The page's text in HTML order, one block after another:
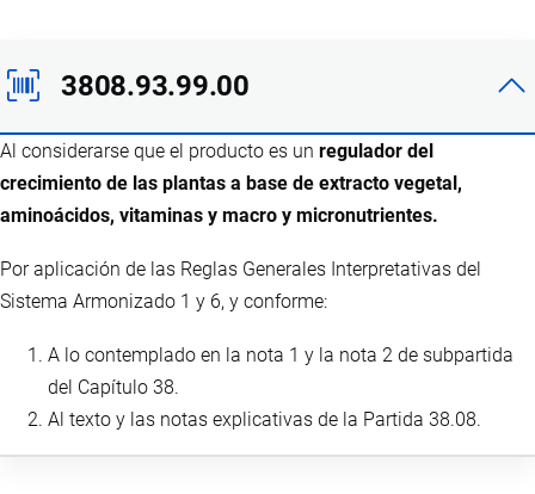
3808.93.99.00
Al considerarse que el producto es un regulador del
crecimiento de las plantas a base de extracto vegetal,
aminoácidos, vitaminas y macro y micronutrientes.
Por aplicación de las Reglas Generales Interpretativas del
Sistema Armonizado 1 y 6, y conforme:
A lo contemplado en la nota 1 y la nota 2 de subpartida
del Capítulo 38.
Al texto y las notas explicativas de la Partida 38.08.